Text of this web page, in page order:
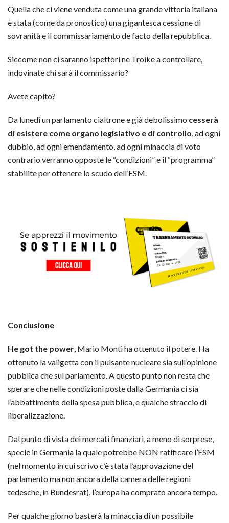
Quella che ci viene venduta come una grande vittoria italiana
è stata (come da pronostico) una gigantesca cessione di
sovranità e il commissariamento de facto della repubblica.
Siccome non ci saranno ispettori ne Troike a controllare,
indovinate chi sarà il commissario?
Avete capito?
Da lunedì un parlamento cialtrone e già debolissimo cesserà
di esistere come organo legislativo e di controllo, ad ogni
dubbio, ad ogni emendamento, ad ogni minaccia di voto
contrario verranno opposte le “condizioni” e il “programma”
stabilite per ottenere lo scudo dell’ESM.
Conclusione
He got the power , Mario Monti ha ottenuto il potere. Ha
ottenuto la valigetta con il pulsante nucleare sia sull’opinione
pubblica che sul parlamento. A questo punto non resta che
sperare che nelle condizioni poste dalla Germania ci sia
l’abbattimento della spesa pubblica, e qualche straccio di
liberalizzazione.
Dal punto di vista dei mercati finanziari, a meno di sorprese,
specie in Germania la quale potrebbe NON ratificare l’ESM
(nel momento in cui scrivo c’è stata l’approvazione del
parlamento ma non ancora della camera delle regioni
tedesche, in Bundesrat), l’europa ha comprato ancora tempo.
Per qualche giorno basterà la minaccia di un possibile